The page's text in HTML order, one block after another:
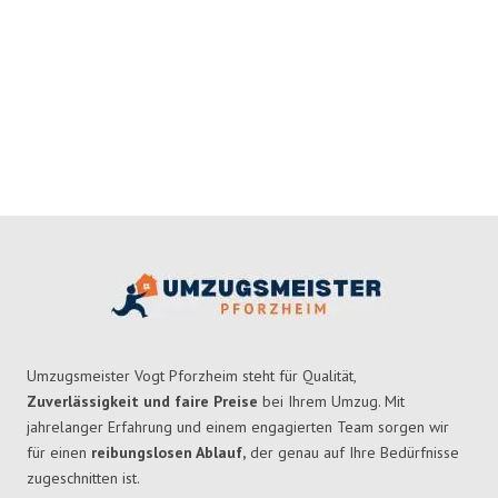
Umzugsmeister Vogt Pforzheim steht für Qualität,
Zuverlässigkeit und faire Preise bei Ihrem Umzug. Mit
jahrelanger Erfahrung und einem engagierten Team sorgen wir
für einen reibungslosen Ablauf, der genau auf Ihre Bedürfnisse
zugeschnitten ist.